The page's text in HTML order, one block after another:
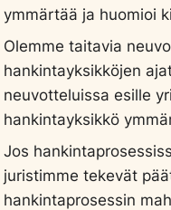
ymmärtää ja huomioi
Olemme taitavia
hankintayksikköjen
neuvotteluissa esille
hankintayksikkö
Jos
juristimme tekevät
hankintaprosessin